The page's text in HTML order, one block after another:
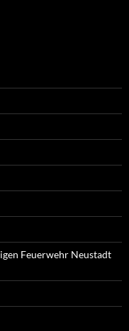
Feuerwehr Neustadt